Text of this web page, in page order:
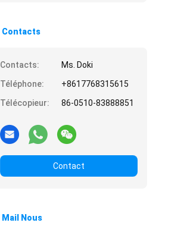
Contacts
Contacts:
Ms. Doki
Téléphone:
+8617768315615
Télécopieur:
86-0510-83888851
Contact
Mail Nous